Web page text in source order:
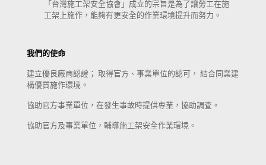
「台灣施工架安全協會」成立的宗旨是為了讓勞工在施
工架上施作，能夠有更安全的作業環境提升而努力。
我們的使命
建立優良廠商認證； 取得官方、事業單位的認可， 結合同業建
構優質施作環境。
協助官方事業單位，在發生事故時提供專業，協助調查。
協助官方及事業單位，輔導施工架安全作業環境。